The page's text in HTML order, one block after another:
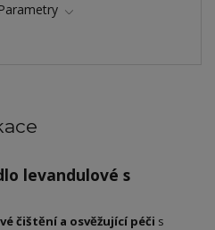
Parametry
levandulové s
čištění a osvěžující péči s